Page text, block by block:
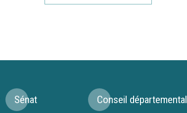
Sénat Conseil départemental